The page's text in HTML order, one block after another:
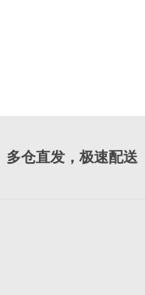
多仓直发，极速配送